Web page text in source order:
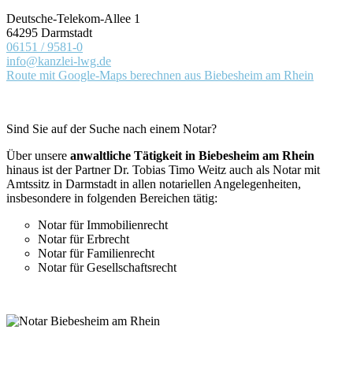
Deutsche-Telekom-Allee 1
64295 Darmstadt
06151 / 9581-0
info@kanzlei-lwg.de
Route mit Google-Maps berechnen aus Biebesheim am Rhein
Sind Sie auf der Suche nach einem Notar?
Über unsere anwaltliche Tätigkeit in Biebesheim am Rhein
hinaus ist der Partner Dr. Tobias Timo Weitz auch als Notar mit
Amtssitz in Darmstadt in allen notariellen Angelegenheiten,
insbesondere in folgenden Bereichen tätig:
Notar für Immobilienrecht
Notar für Erbrecht
Notar für Familienrecht
Notar für Gesellschaftsrecht